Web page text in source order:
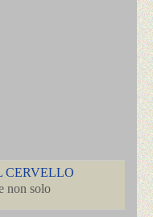
CERVELLO
non solo